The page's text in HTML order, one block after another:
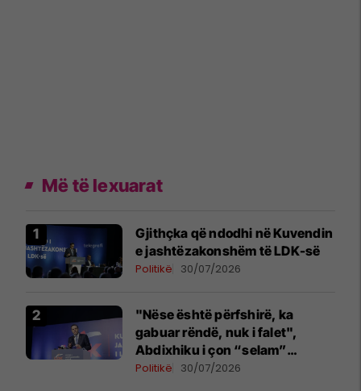
Më të lexuarat
Gjithçka që ndodhi në Kuvendin
e jashtëzakonshëm të LDK-së
Politikë 30/07/2026
"Nëse është përfshirë, ka
gabuar rëndë, nuk i falet",
Abdixhiku i çon “selam”
Përparim Ramës
Politikë 30/07/2026